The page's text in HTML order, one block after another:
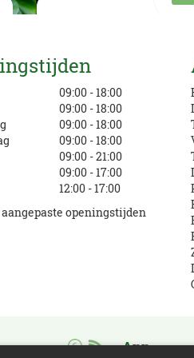
09:00 - 18:00
09:00 - 18:00
09:00 - 18:00
09:00 - 18:00
09:00 - 21:00
09:00 - 17:00
12:00 - 17:00
aangepaste openingstijden
App